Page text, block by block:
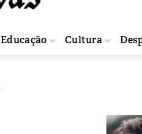
Educação Cultura